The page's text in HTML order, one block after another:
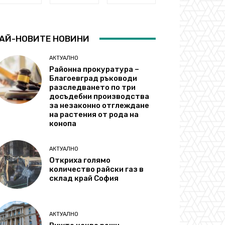
НОВИТЕ НОВИНИ
АКТУАЛНО
Районна прокуратура –
Благоевград ръководи
разследването по три
досъдебни производства
за незаконно отглеждане
на растения от рода на
конопа
АКТУАЛНО
Откриха голямо
количество райски газ в
склад край София
АКТУАЛНО